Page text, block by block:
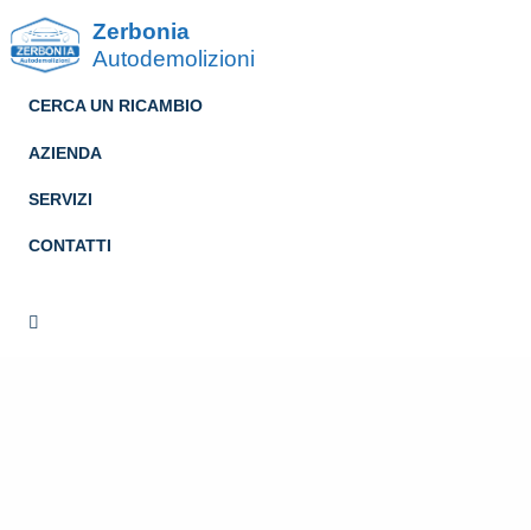
Zerbonia
Autodemolizioni
CERCA UN RICAMBIO
AZIENDA
SERVIZI
CONTATTI